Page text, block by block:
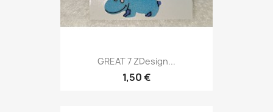
GREAT 7 ZDesign...
1,50 €